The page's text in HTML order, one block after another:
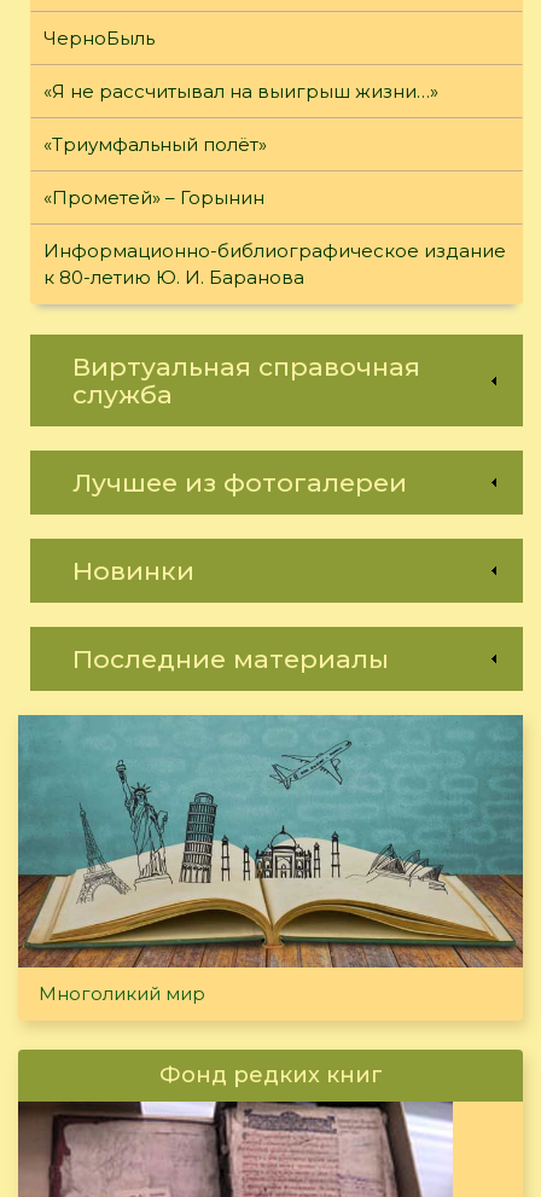
ЧерноБыль
«Я не рассчитывал на выигрыш жизни…»
«Триумфальный полёт»
«Прометей» – Горынин
Информационно-библиографическое издание
к 80-летию Ю. И. Баранова
Виртуальная справочная
служба
Лучшее из фотогалереи
Новинки
Последние материалы
Многоликий мир
Фонд редких книг